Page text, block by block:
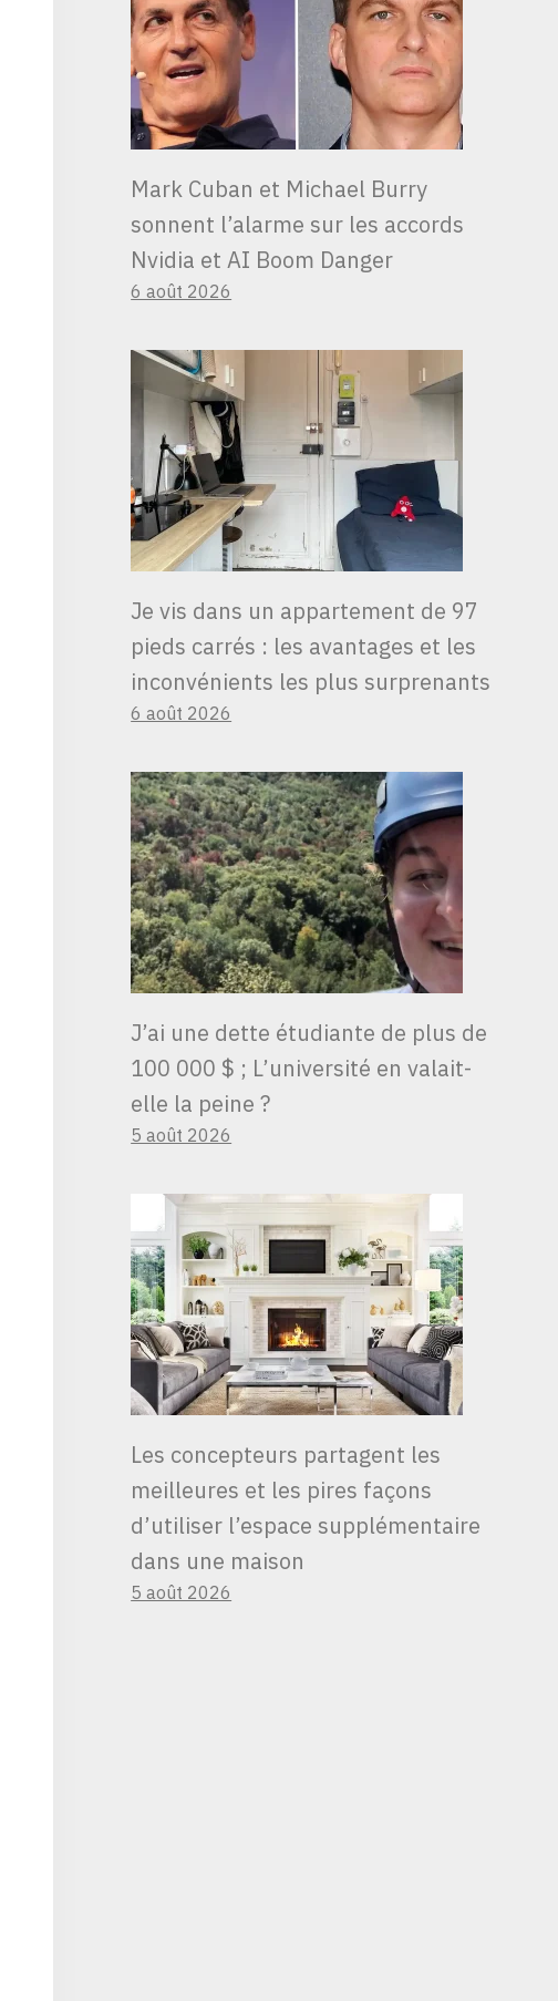
Mark Cuban et Michael Burry
sonnent l’alarme sur les accords
Nvidia et AI Boom Danger
6 août 2026
Je vis dans un appartement de 97
pieds carrés : les avantages et les
inconvénients les plus surprenants
6 août 2026
J’ai une dette étudiante de plus de
100 000 $ ; L’université en valait-
elle la peine ?
5 août 2026
Les concepteurs partagent les
meilleures et les pires façons
d’utiliser l’espace supplémentaire
dans une maison
5 août 2026